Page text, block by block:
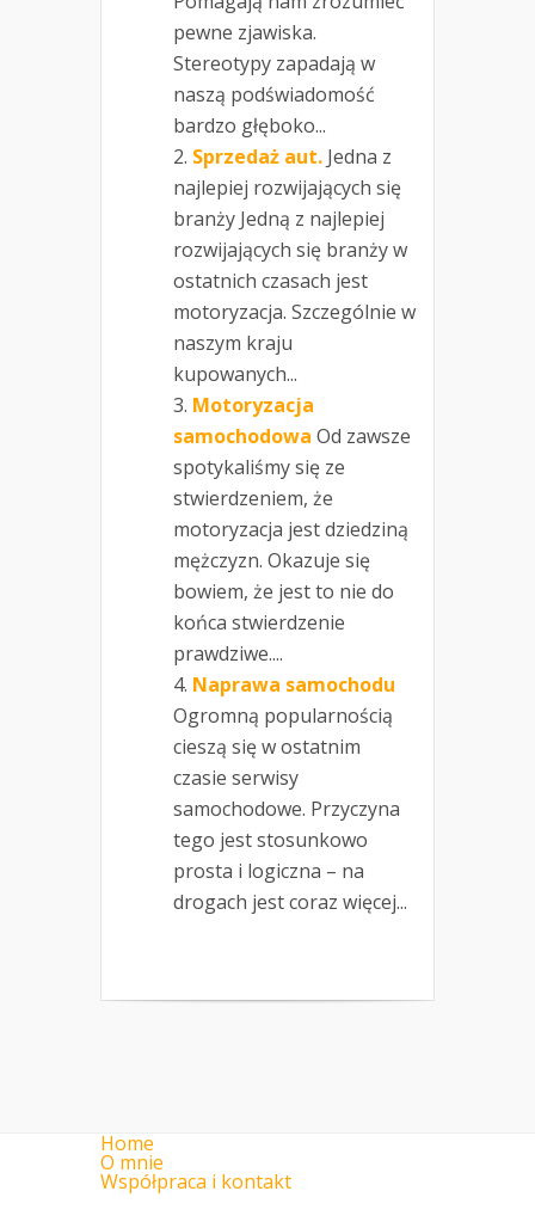
pewne zjawiska.
Stereotypy zapadają w
naszą podświadomość
bardzo głęboko...
Sprzedaż aut. Jedna z
najlepiej rozwijających się
branży Jedną z najlepiej
rozwijających się branży w
ostatnich czasach jest
motoryzacja. Szczególnie w
naszym kraju
kupowanych...
Motoryzacja
samochodowa Od zawsze
spotykaliśmy się ze
stwierdzeniem, że
motoryzacja jest dziedziną
mężczyzn. Okazuje się
bowiem, że jest to nie do
końca stwierdzenie
prawdziwe....
Naprawa samochodu
Ogromną popularnością
cieszą się w ostatnim
czasie serwisy
samochodowe. Przyczyna
tego jest stosunkowo
prosta i logiczna – na
drogach jest coraz więcej...
Home
O mnie
Współpraca i kontakt